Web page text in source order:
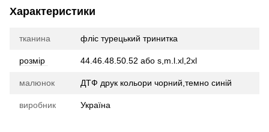
Характеристики
тканина фліс турецький тринитка
розмір 44.46.48.50.52 або s,m.l.xl,2xl
малюнок ДТФ друк кольори чорний,темно синій
виробник Україна